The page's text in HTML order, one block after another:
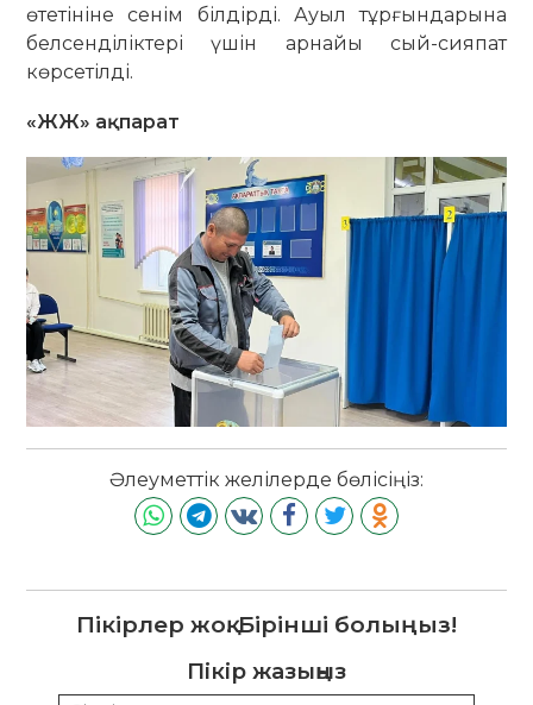
өтетініне сенім білдірді. Ауыл тұрғындарына
белсенділіктері үшін арнайы сый-сияпат
көрсетілді.
«ЖЖ» ақпарат
Әлеуметтік желілерде бөлісіңіз:
Пікірлер жоқ. Бірінші болыңыз!
Пікір жазыңыз